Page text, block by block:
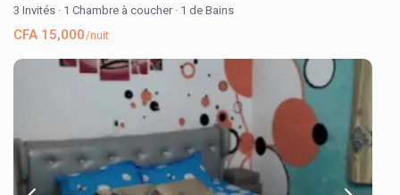
3 Invités · 1 Chambre à coucher · 1 de Bains
CFA 15,000/nuit